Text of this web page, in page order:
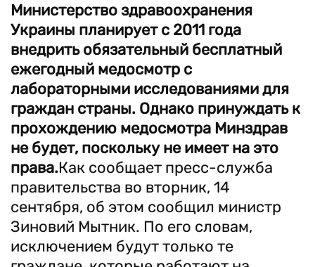
Министерство здравоохранения
Украины планирует с 2011 года
внедрить обязательный бесплатный
ежегодный медосмотр с
лабораторными исследованиями для
граждан страны. Однако принуждать к
прохождению медосмотра Минздрав
не будет, поскольку не имеет на это
права.Как сообщает пресс-служба
правительства во вторник, 14
сентября, об этом сообщил министр
Зиновий Мытник. По его словам,
исключением будут только те